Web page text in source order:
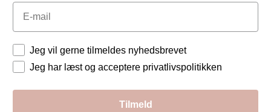
Email
Tilladelser
Jeg vil gerne tilmeldes nyhedsbrevet
Jeg har læst og acceptere privatlivspolitikken
Tilmeld